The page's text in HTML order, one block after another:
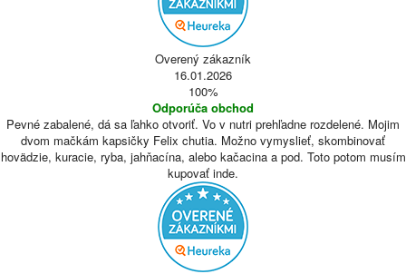
Overený zákazník
16.01.2026
100%
Odporúča obchod
Pevné zabalené, dá sa ľahko otvoriť. Vo v nutri prehľadne rozdelené. Mojim
dvom mačkám kapsičky Felix chutia. Možno vymyslieť, skombinovať
hovädzie, kuracie, ryba, jahňacína, alebo kačacina a pod. Toto potom musím
kupovať inde.